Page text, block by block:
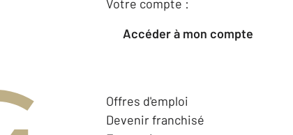
Votre compte :
Accéder à mon compte
Offres d'emploi
Devenir franchisé